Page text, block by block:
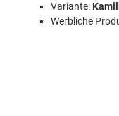
Variante:
Werbliche